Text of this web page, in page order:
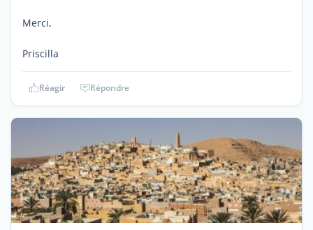
Merci,
Priscilla
Réagir Répondre